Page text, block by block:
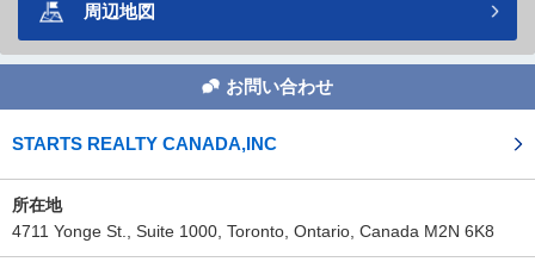
周辺地図
お問い合わせ
STARTS REALTY CANADA,INC
所在地
4711 Yonge St., Suite 1000, Toronto, Ontario, Canada M2N 6K8